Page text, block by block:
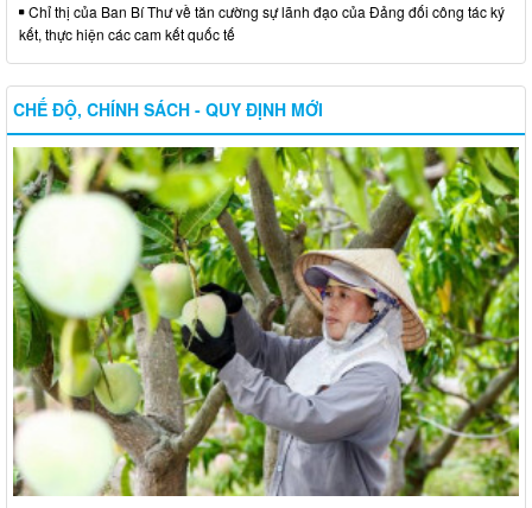
Chỉ thị của Ban Bí Thư về tăn cường sự lãnh đạo của Đảng đối công tác ký
kết, thực hiện các cam kết quốc tế
CHẾ ĐỘ, CHÍNH SÁCH - QUY ĐỊNH MỚI